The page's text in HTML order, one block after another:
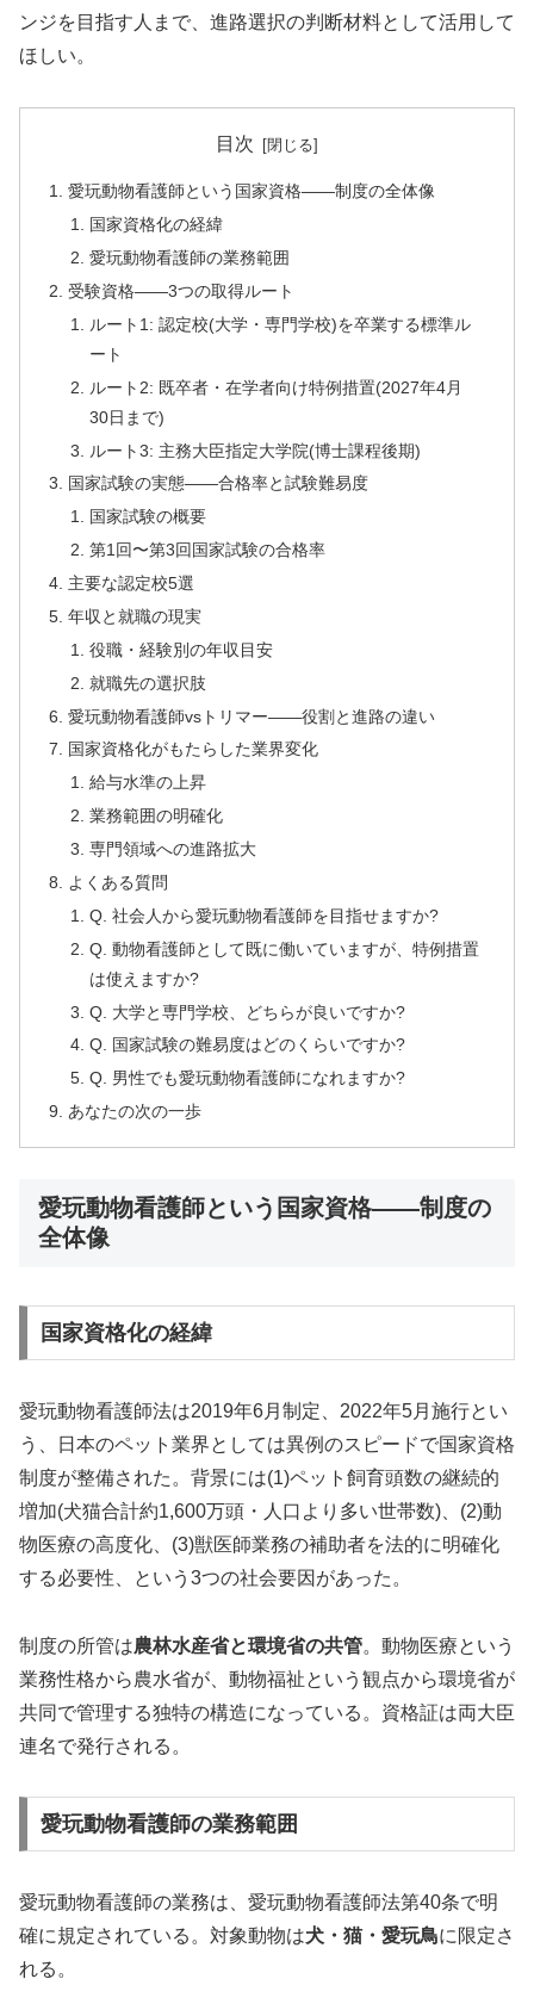
ンジを目指す人まで、進路選択の判断材料として活用して
ほしい。
目次
愛玩動物看護師という国家資格——制度の全体像
国家資格化の経緯
愛玩動物看護師の業務範囲
受験資格——3つの取得ルート
ルート1: 認定校(大学・専門学校)を卒業する標準ル
ート
ルート2: 既卒者・在学者向け特例措置(2027年4月
30日まで)
ルート3: 主務大臣指定大学院(博士課程後期)
国家試験の実態——合格率と試験難易度
国家試験の概要
第1回〜第3回国家試験の合格率
主要な認定校5選
年収と就職の現実
役職・経験別の年収目安
就職先の選択肢
愛玩動物看護師vsトリマー——役割と進路の違い
国家資格化がもたらした業界変化
給与水準の上昇
業務範囲の明確化
専門領域への進路拡大
よくある質問
Q. 社会人から愛玩動物看護師を目指せますか?
Q. 動物看護師として既に働いていますが、特例措置
は使えますか?
Q. 大学と専門学校、どちらが良いですか?
Q. 国家試験の難易度はどのくらいですか?
Q. 男性でも愛玩動物看護師になれますか?
あなたの次の一歩
愛玩動物看護師という国家資格——制度の
全体像
国家資格化の経緯
愛玩動物看護師法は2019年6月制定、2022年5月施行とい
う、日本のペット業界としては異例のスピードで国家資格
制度が整備された。背景には(1)ペット飼育頭数の継続的
増加(犬猫合計約1,600万頭・人口より多い世帯数)、(2)動
物医療の高度化、(3)獣医師業務の補助者を法的に明確化
する必要性、という3つの社会要因があった。
制度の所管は農林水産省と環境省の共管。動物医療という
業務性格から農水省が、動物福祉という観点から環境省が
共同で管理する独特の構造になっている。資格証は両大臣
連名で発行される。
愛玩動物看護師の業務範囲
愛玩動物看護師の業務は、愛玩動物看護師法第40条で明
確に規定されている。対象動物は犬・猫・愛玩鳥に限定さ
れる。